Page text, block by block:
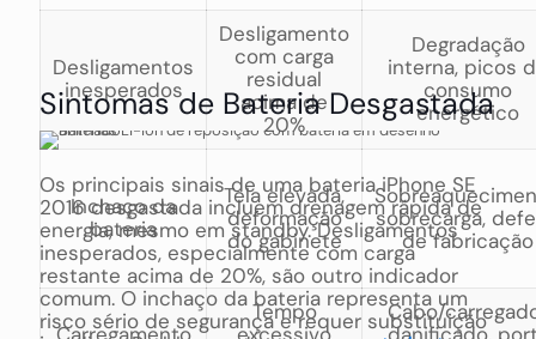
Desligamentos
inesperados
Desligamento
com carga
residual
acima de
20%
Degradação
interna, picos
consumo
energético
Inchaço da
bateria
Tela elevada,
deformação
do gabinete
sobrecarga,
de fabricação
Tempo
Cabo/
Sintomas de Bateria Desgastada
Os principais sinais de uma bateria iPhone SE
2016 desgastada incluem drenagem rápida de
energia, mesmo em standby. Desligamentos
inesperados, especialmente com carga
restante acima de 20%, são outro indicador
comum. O inchaço da bateria representa um
risco sério de segurança e requer substituição